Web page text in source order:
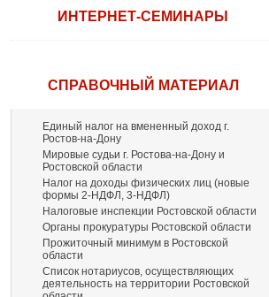
ИНТЕРНЕТ-СЕМИНАРЫ
СПРАВОЧНЫЙ МАТЕРИАЛ
Единый налог на вмененный доход г.
Ростов-на-Дону
Мировые судьи г. Ростова-на-Дону и
Ростовской области
Налог на доходы физических лиц (новые
формы 2-НДФЛ, 3-НДФЛ)
Налоговые инспекции Ростовской области
Органы прокуратуры Ростовской области
Прожиточный минимум в Ростовской
области
Список нотариусов, осуществляющих
деятельность на территории Ростовской